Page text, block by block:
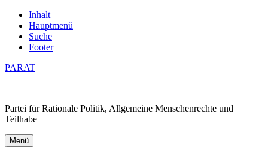
Inhalt
Hauptmenü
Suche
Footer
PARAT
Partei für Rationale Politik, Allgemeine Menschenrechte und
Teilhabe
Menü